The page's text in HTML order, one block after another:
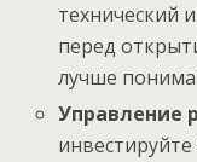
технический
перед
лучше
Управление